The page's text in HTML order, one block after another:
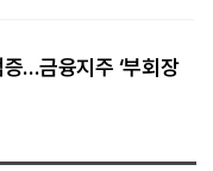
…금융지주 ‘부회장